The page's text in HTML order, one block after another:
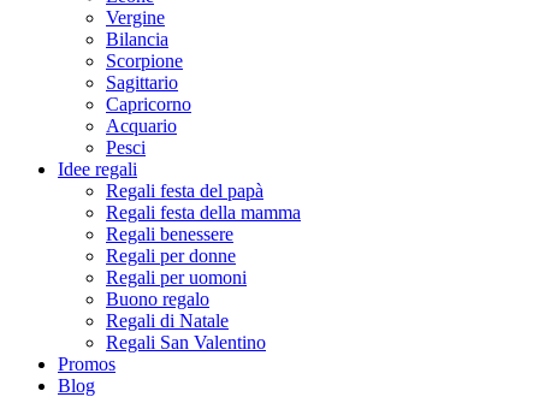
Vergine
Bilancia
Scorpione
Sagittario
Capricorno
Acquario
Pesci
Idee regali
Regali festa del papà
Regali festa della mamma
Regali benessere
Regali per donne
Regali per uomoni
Buono regalo
Regali di Natale
Regali San Valentino
Promos
Blog